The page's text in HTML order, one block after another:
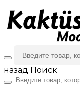
назад Поиск